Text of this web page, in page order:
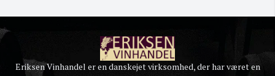
Eriksen Vinhandel er en danskejet virksomhed, der har været en